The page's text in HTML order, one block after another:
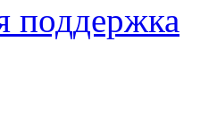
поддержка